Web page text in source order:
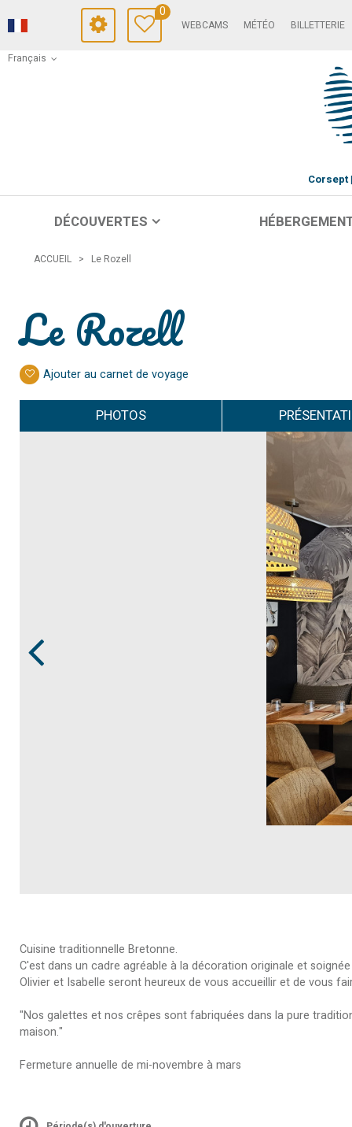
Français
0
WEBCAMS MÉTÉO BILLETTERIE
Corsept
DÉCOUVERTES
ACCUEIL > Le Rozell
Le Rozell
Ajouter au carnet de voyage
PHOTOS
Cuisine traditionnelle Bretonne.
C'est dans un cadre agréable à la décoration originale et
Olivier et Isabelle seront heureux de vous accueillir et de vous
"Nos galettes et nos crêpes sont fabriquées dans la pure
maison."
Fermeture annuelle de mi-novembre à mars